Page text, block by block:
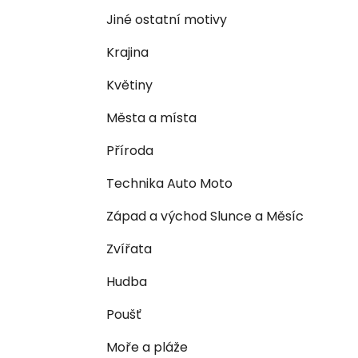
Jiné ostatní motivy
Krajina
Květiny
Města a místa
Příroda
Technika Auto Moto
Západ a východ Slunce a Měsíc
Zvířata
Hudba
Poušť
Moře a pláže